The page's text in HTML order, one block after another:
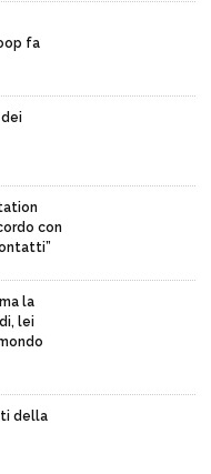
fa
con
la
lei
della